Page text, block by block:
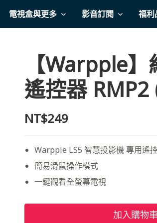
電視盒與更多 影音訂閱 福利
【Warpple
遙控器 RMP2
NT$249
Warpple LS5 智慧投影機 專用遙
簡易滑鼠操作模式
一鍵觀看全螢幕電視
加入購物車